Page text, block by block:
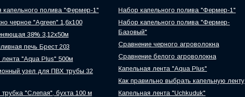
полива "Фермер-1"
черное "Agreen" 1,6х100
38% 3,12х50м
печь Брест 203
лента "Aqua Plus" 500м
узел для ПВХ трубы 32
трубка "Слепая", бухта 100 м
Набор капельного полива "Фермер-1"
Набор капельного полива "Фермер-
Базовый"
Сравнение черного агроволокна
Сравнение белого агроволокна
Капельная лента "Aqua Plus"
Как правильно выбрать капельную ленту
Капельная лента "Uchkuduk"